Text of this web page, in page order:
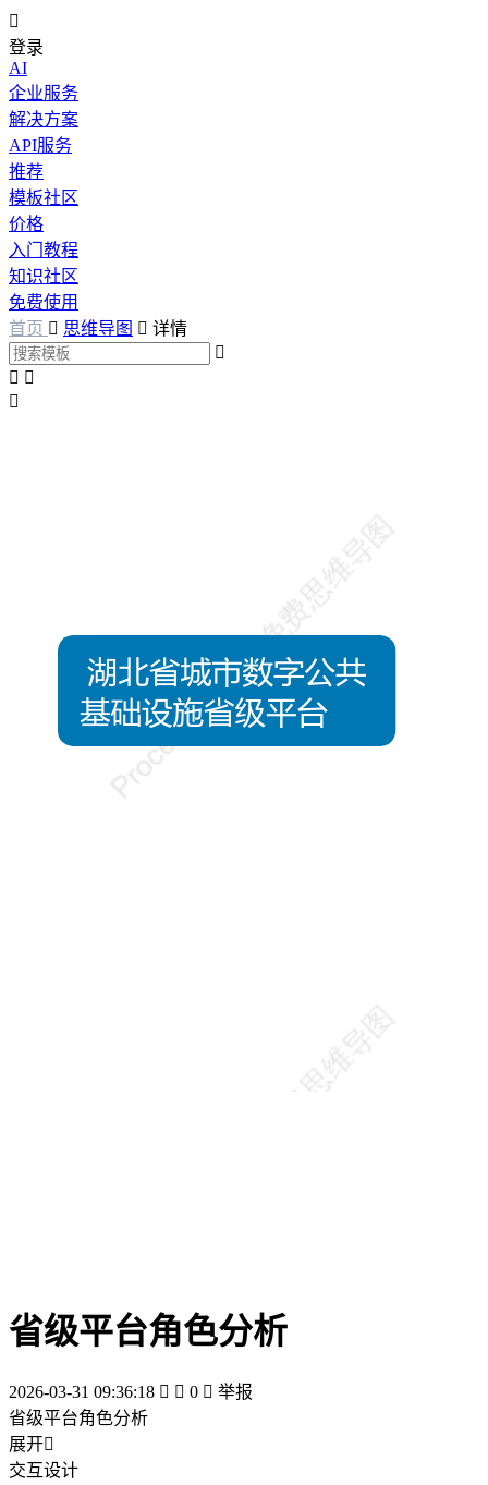

登录
AI
企业服务
解决方案
API服务
推荐
模板社区
价格
入门教程
知识社区
免费使用
首页  思维导图  详情

 

省级平台角色分析
2026-03-31 09:36:18   0  举报
省级平台角色分析
展开
交互设计